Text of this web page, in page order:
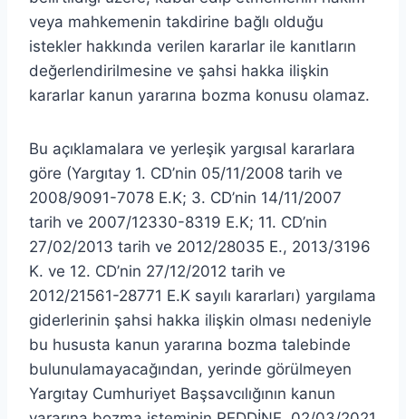
veya mahkemenin takdirine bağlı olduğu
istekler hakkında verilen kararlar ile kanıtların
değerlendirilmesine ve şahsi hakka ilişkin
kararlar kanun yararına bozma konusu olamaz.
Bu açıklamalara ve yerleşik yargısal kararlara
göre (Yargıtay 1. CD’nin 05/11/2008 tarih ve
2008/9091-7078 E.K; 3. CD’nin 14/11/2007
tarih ve 2007/12330-8319 E.K; 11. CD’nin
27/02/2013 tarih ve 2012/28035 E., 2013/3196
K. ve 12. CD’nin 27/12/2012 tarih ve
2012/21561-28771 E.K sayılı kararları) yargılama
giderlerinin şahsi hakka ilişkin olması nedeniyle
bu hususta kanun yararına bozma talebinde
bulunulamayacağından, yerinde görülmeyen
Yargıtay Cumhuriyet Başsavcılığının kanun